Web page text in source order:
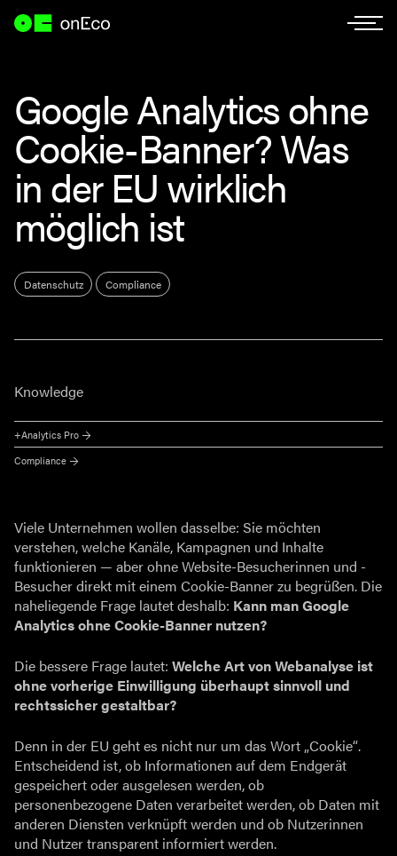
Google Analytics ohne
Cookie-Banner? Was
in der EU wirklich
möglich ist
Datenschutz Compliance
Knowledge
+Analytics Pro
Compliance
Viele Unternehmen wollen dasselbe: Sie möchten
verstehen, welche Kanäle, Kampagnen und Inhalte
funktionieren — aber ohne Website-Besucherinnen und -
Besucher direkt mit einem Cookie-Banner zu begrüßen. Die
naheliegende Frage lautet deshalb: Kann man Google
Analytics ohne Cookie-Banner nutzen?
Die bessere Frage lautet: Welche Art von Webanalyse ist
ohne vorherige Einwilligung überhaupt sinnvoll und
rechtssicher gestaltbar?
Denn in der EU geht es nicht nur um das Wort „Cookie“.
Entscheidend ist, ob Informationen auf dem Endgerät
gespeichert oder ausgelesen werden, ob
personenbezogene Daten verarbeitet werden, ob Daten mit
anderen Diensten verknüpft werden und ob Nutzerinnen
und Nutzer transparent informiert werden.